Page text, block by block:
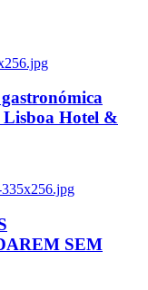
Lisboa Hotel &
SEM